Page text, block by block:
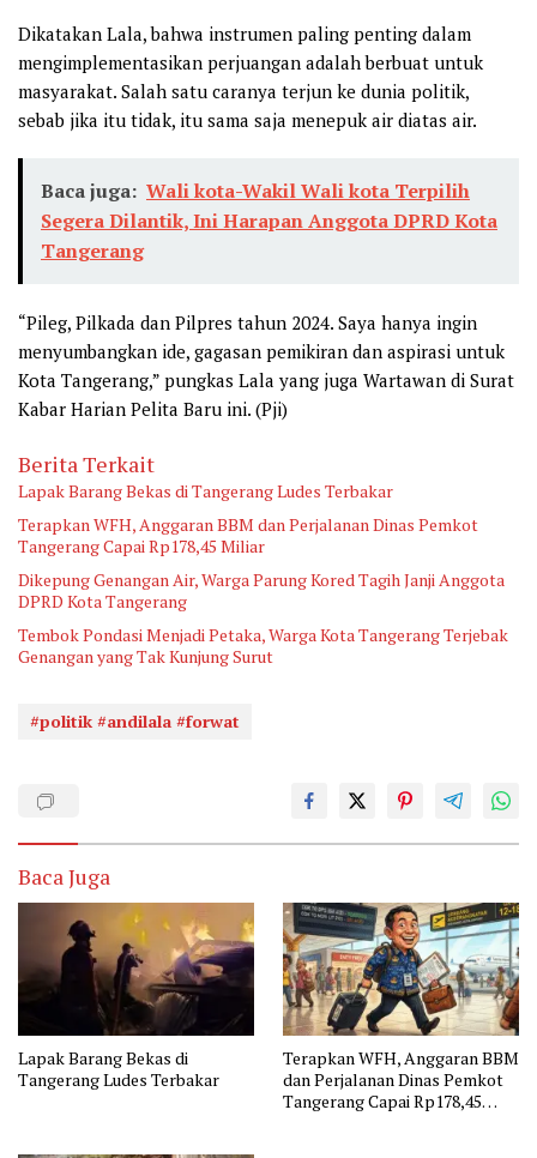
Dikatakan Lala, bahwa instrumen paling penting dalam
mengimplementasikan perjuangan adalah berbuat untuk
masyarakat. Salah satu caranya terjun ke dunia politik,
sebab jika itu tidak, itu sama saja menepuk air diatas air.
Baca juga: Wali kota-Wakil Wali kota Terpilih
Segera Dilantik, Ini Harapan Anggota DPRD Kota
Tangerang
“Pileg, Pilkada dan Pilpres tahun 2024. Saya hanya ingin
menyumbangkan ide, gagasan pemikiran dan aspirasi untuk
Kota Tangerang,” pungkas Lala yang juga Wartawan di Surat
Kabar Harian Pelita Baru ini. (Pji)
Berita Terkait
Lapak Barang Bekas di Tangerang Ludes Terbakar
Terapkan WFH, Anggaran BBM dan Perjalanan Dinas Pemkot
Tangerang Capai Rp178,45 Miliar
Dikepung Genangan Air, Warga Parung Kored Tagih Janji Anggota
DPRD Kota Tangerang
Tembok Pondasi Menjadi Petaka, Warga Kota Tangerang Terjebak
Genangan yang Tak Kunjung Surut
#politik #andilala #forwat
Baca Juga
Lapak Barang Bekas di
Tangerang Ludes Terbakar
Terapkan WFH, Anggaran BBM
dan Perjalanan Dinas Pemkot
Tangerang Capai Rp178,45